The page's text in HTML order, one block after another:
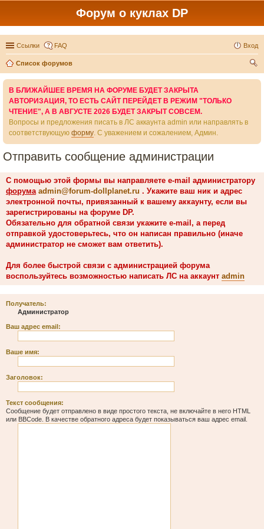
Форум о куклах DP
Ссылки FAQ Вход
Список форумов
В БЛИЖАЙШЕЕ ВРЕМЯ НА ФОРУМЕ БУДЕТ ЗАКРЫТА
АВТОРИЗАЦИЯ, ТО ЕСТЬ САЙТ ПЕРЕЙДЕТ В РЕЖИМ "ТОЛЬКО
ЧТЕНИЕ", А В АВГУСТЕ 2026 БУДЕТ ЗАКРЫТ СОВСЕМ.
Вопросы и предложения писать в ЛС аккаунта admin или направлять в
соответствующую форму. С уважением и сожалением, Админ.
Отправить сообщение администрации
С помощью этой формы вы направляете e-mail администратору
форума admin@forum-dollplanet.ru . Укажите ваш ник и адрес
электронной почты, привязанный к вашему аккаунту, если вы
зарегистрированы на форуме DP.
Обязательно для обратной связи укажите e-mail, а перед
отправкой удостоверьтесь, что он написан правильно (иначе
администратор не сможет вам ответить).
Для более быстрой связи с администрацией форума
воспользуйтесь возможностью написать ЛС на аккаунт admin
Получатель:
Администратор
Ваш адрес email:
Ваше имя:
Заголовок:
Текст сообщения:
Сообщение будет отправлено в виде простого текста, не включайте в него HTML
или BBCode. В качестве обратного адреса будет показываться ваш адрес email.